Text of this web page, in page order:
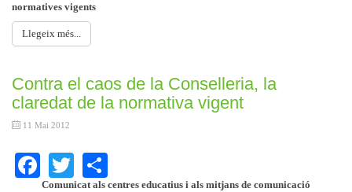
normatives vigents
Llegeix més...
Contra el caos de la Conselleria, la
claredat de la normativa vigent
11 Mai 2012
Facebook
Twitter
Comunicat als centres educatius i als mitjans de comunicació